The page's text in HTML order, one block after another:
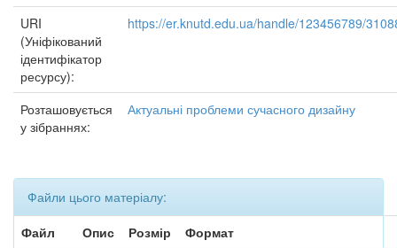
URI
(Уніфікований
ідентифікатор
ресурсу):
https://er.knutd.edu.ua/handle/123456789/
Розташовується
у зібраннях:
Актуальні проблеми сучасного дизайну
Файли цього матеріалу:
Файл
Опис Розмір
Формат